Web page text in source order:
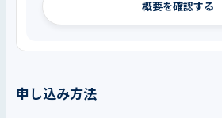
概要を確認する
申し込み方法